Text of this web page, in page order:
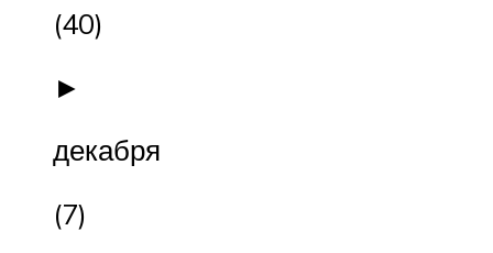
(40)
►
декабря
(7)